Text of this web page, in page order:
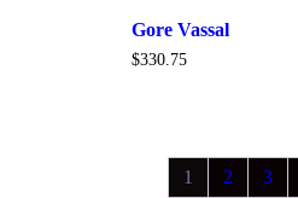
Gore Vassal
$330.75
1 2 3